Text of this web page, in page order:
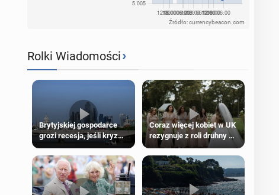
Źródło: currencybeacon.com
Rolki Wiadomości›
Brytyjskiej gospodarce
grozi recesja, jeśli kryzys
na Bliskim Wschodzie się
przedłuży
Coraz więcej kobiet w UK
rezygnuje z roli druhny na
ślubie